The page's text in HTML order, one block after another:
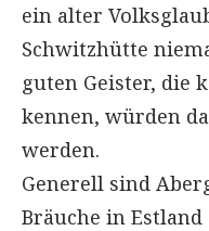
ein alter
Schwitzhütte
guten Geister, die
kennen, würden
werden.
Generell sind
Bräuche in